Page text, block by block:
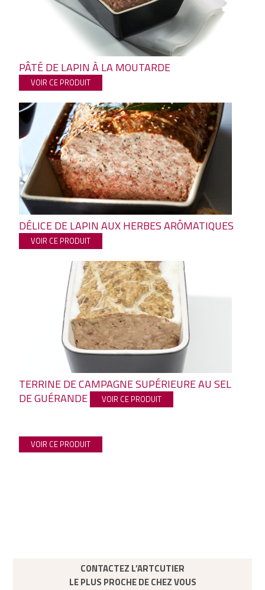
PÂTÉ DE LAPIN À LA MOUTARDE
VOIR CE PRODUIT
DÉLICE DE LAPIN AUX HERBES ARÔMATIQUES
VOIR CE PRODUIT
TERRINE DE CAMPAGNE SUPÉRIEURE AU SEL
DE GUÉRANDE
VOIR CE PRODUIT
VOIR CE PRODUIT
CONTACTEZ L’ARTCUTIER
LE PLUS PROCHE DE CHEZ VOUS